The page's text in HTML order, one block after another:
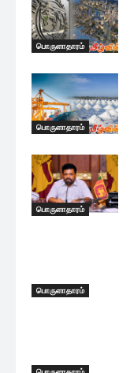
பொருளாதாரம்
பொருளாதாரம்
பொருளாதாரம்
பொருளாதாரம்